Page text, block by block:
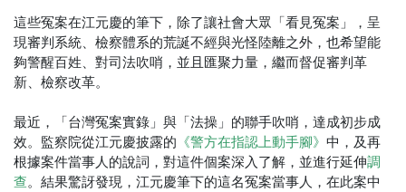
這些冤案在江元慶的筆下，除了讓社會大眾「看見冤案」，呈
現審判系統、檢察體系的荒誕不經與光怪陸離之外，也希望能
夠警醒百姓、對司法吹哨，並且匯聚力量，繼而督促審判革
新、檢察改革。
最近，「台灣冤案實錄」與「法操」的聯手吹哨，達成初步成
效。監察院從江元慶披露的 《警方在指認上動手腳》 中，及再
根據案件當事人的說詞，對這件個案深入了解，並進行延伸調
查。結果驚訝發現，江元慶筆下的這名冤案當事人，在此案中